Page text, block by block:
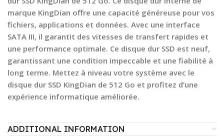
marque KingDian offre une capacité généreuse pour vos
fichiers, applications et données. Avec une interface
SATA III, il garantit des vitesses de transfert rapides et
une performance optimale. Ce disque dur SSD est neuf,
garantissant une condition impeccable et une fiabilité à
long terme. Mettez à niveau votre système avec le
disque dur SSD KingDian de 512 Go et profitez d’une
expérience informatique améliorée.
ADDITIONAL INFORMATION